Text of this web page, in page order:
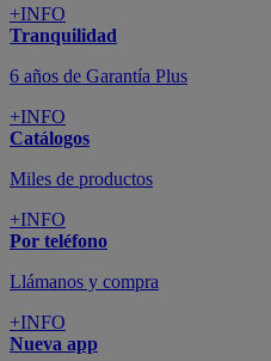
+INFO
Tranquilidad
6 años de Garantía Plus
+INFO
Catálogos
Miles de productos
+INFO
Por teléfono
Llámanos y compra
+INFO
Nueva app